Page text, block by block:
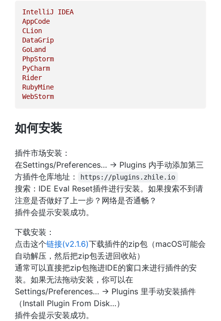
IntelliJ
IDEA
AppCode
CLion
DataGrip
GoLand
PhpStorm
PyCharm
Rider
RubyMine
WebStorm
如何安装
插件市场安装：
在Settings/Preferences… -> Plugins 内手动添加第三
方插件仓库地址：
https://plugins.zhile.io
搜索：IDE Eval Reset插件进行安装。如果搜索不到请
注意是否做好了上一步？网络是否通畅？
插件会提示安装成功。
下载安装：
点击这个链接(v2.1.6)下载插件的zip包（macOS可能会
自动解压，然后把zip包丢进回收站）
通常可以直接把zip包拖进IDE的窗口来进行插件的安
装。如果无法拖动安装，你可以在
Settings/Preferences… -> Plugins 里手动安装插件
（Install Plugin From Disk…）
插件会提示安装成功。